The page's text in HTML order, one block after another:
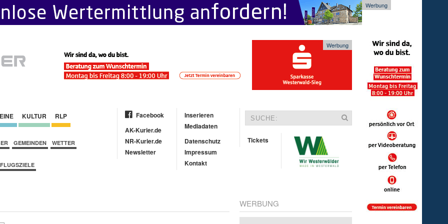
Werbung
Werbung
KULTUR RLP
GEMEINDEN WETTER
Facebook
AK-Kurier.de
NR-Kurier.de
Newsletter
Inserieren
Mediadaten
Datenschutz
Impressum
Kontakt
Tickets
WERBUNG